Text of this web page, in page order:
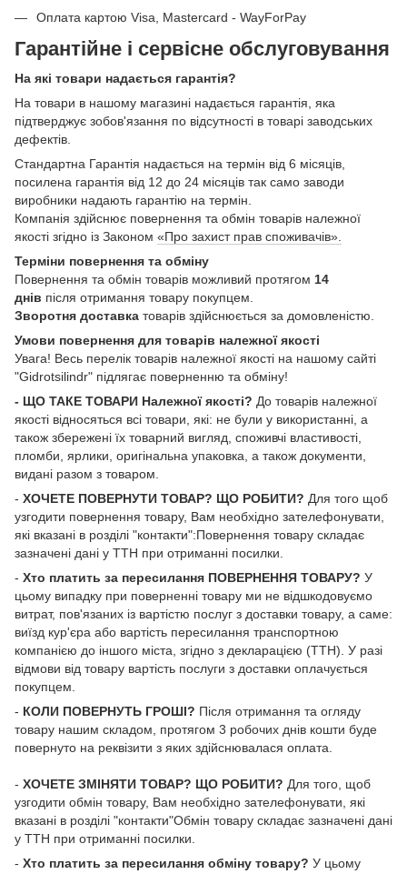
Оплата картою Visa, Mastercard - WayForPay
Гарантійне і сервісне обслуговування
На які товари надається гарантія?
На товари в нашому магазині надається гарантія, яка
підтверджує зобов'язання по відсутності в товарі заводських
дефектів.
Стандартна Гарантія надається на термін від 6 місяців,
посилена гарантія від 12 до 24 місяців так само заводи
виробники надають гарантію на термін.
Компанія здійснює повернення та обмін товарів належної
якості згідно із Законом «Про захист прав споживачів».
Терміни повернення та обміну
Повернення та обмін товарів можливий протягом 14
днів після отримання товару покупцем.
Зворотня доставка товарів здійснюється за домовленістю.
Умови повернення для товарів належної якості
Увага! Весь перелік товарів належної якості на нашому сайті
"Gidrotsilindr" підлягає поверненню та обміну!
- ЩО ТАКЕ ТОВАРИ Належної якості? До товарів належної
якості відносяться всі товари, які: не були у використанні, а
також збережені їх товарний вигляд, споживчі властивості,
пломби, ярлики, оригінальна упаковка, а також документи,
видані разом з товаром.
- ХОЧЕТЕ ПОВЕРНУТИ ТОВАР? ЩО РОБИТИ? Для того щоб
узгодити повернення товару, Вам необхідно зателефонувати,
які вказані в розділі "контакти":Повернення товару складає
зазначені дані у ТТН при отриманні посилки.
- Хто платить за пересилання ПОВЕРНЕННЯ ТОВАРУ? У
цьому випадку при поверненні товару ми не відшкодовуємо
витрат, пов'язаних із вартістю послуг з доставки товару, а саме:
виїзд кур'єра або вартість пересилання транспортною
компанією до іншого міста, згідно з декларацією (ТТН). У разі
відмови від товару вартість послуги з доставки оплачується
покупцем.
- КОЛИ ПОВЕРНУТЬ ГРОШІ? Після отримання та огляду
товару нашим складом, протягом 3 робочих днів кошти буде
повернуто на реквізити з яких здійснювалася оплата.
- ХОЧЕТЕ ЗМІНЯТИ ТОВАР? ЩО РОБИТИ? Для того, щоб
узгодити обмін товару, Вам необхідно зателефонувати, які
вказані в розділі "контакти"Обмін товару складає зазначені дані
у ТТН при отриманні посилки.
- Хто платить за пересилання обміну товару? У цьому